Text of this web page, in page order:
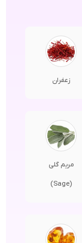
زعفران
مریم گلی
(Sage)